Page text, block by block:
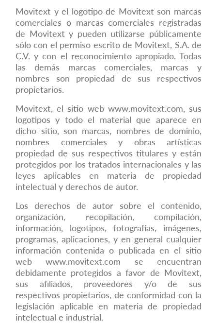
Movitext y el logotipo de Movitext son marcas
comerciales o marcas comerciales registradas
de Movitext y pueden utilizarse públicamente
sólo con el permiso escrito de Movitext, S.A. de
C.V. y con el reconocimiento apropiado. Todas
las demás marcas comerciales, marcas y
nombres son propiedad de sus respectivos
propietarios.
Movitext, el sitio web www.movitext.com, sus
logotipos y todo el material que aparece en
dicho sitio, son marcas, nombres de dominio,
nombres comerciales y obras artísticas
propiedad de sus respectivos titulares y están
protegidos por los tratados internacionales y las
leyes aplicables en materia de propiedad
intelectual y derechos de autor.
Los derechos de autor sobre el contenido,
organización, recopilación, compilación,
información, logotipos, fotografías, imágenes,
programas, aplicaciones, y en general cualquier
información contenida o publicada en el sitio
webwww.movitext.com se encuentran
debidamente protegidos a favor de Movitext,
sus afiliados, proveedores y/o de sus
respectivos propietarios, de conformidad con la
legislación aplicable en materia de propiedad
intelectual e industrial.